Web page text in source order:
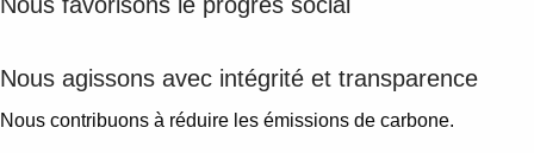
Nous agissons avec intégrité et transparence
Nous contribuons à réduire les émissions de carbone.